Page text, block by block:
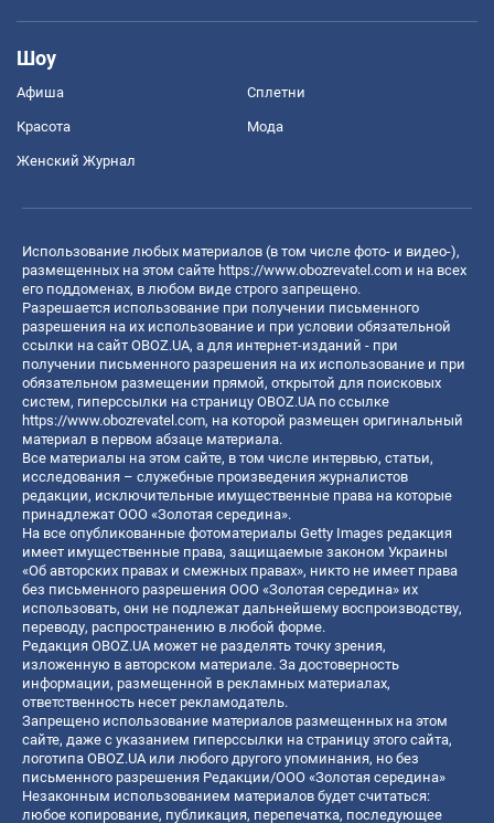
Шоу
Афиша Сплетни
Красота Мода
Женский Журнал
Использование любых материалов (в том числе фото- и видео-),
размещенных на этом сайте https://www.obozrevatel.com и на всех
его поддоменах, в любом виде строго запрещено.
Разрешается использование при получении письменного
разрешения на их использование и при условии обязательной
ссылки на сайт OBOZ.UA, а для интернет-изданий - при
получении письменного разрешения на их использование и при
обязательном размещении прямой, открытой для поисковых
систем, гиперссылки на страницу OBOZ.UA по ссылке
https://www.obozrevatel.com, на которой размещен оригинальный
материал в первом абзаце материала.
Все материалы на этом сайте, в том числе интервью, статьи,
исследования – служебные произведения журналистов
редакции, исключительные имущественные права на которые
принадлежат ООО «Золотая середина».
На все опубликованные фотоматериалы Getty Images редакция
имеет имущественные права, защищаемые законом Украины
«Об авторских правах и смежных правах», никто не имеет права
без письменного разрешения ООО «Золотая середина» их
использовать, они не подлежат дальнейшему воспроизводству,
переводу, распространению в любой форме.
Редакция OBOZ.UA может не разделять точку зрения,
изложенную в авторском материале. За достоверность
информации, размещенной в рекламных материалах,
ответственность несет рекламодатель.
Запрещено использование материалов размещенных на этом
сайте, даже с указанием гиперссылки на страницу этого сайта,
логотипа OBOZ.UA или любого другого упоминания, но без
письменного разрешения Редакции/ООО «Золотая середина»
Незаконным использованием материалов будет считаться:
любое копирование, публикация, перепечатка, последующее